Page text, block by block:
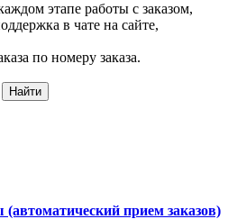
этапе работы с заказом,
в чате на сайте,
по номеру заказа.
Найти
прием заказов)